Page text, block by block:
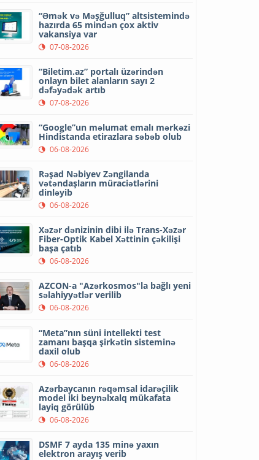
“Əmək və Məşğulluq” altsistemində
hazırda 65 mindən çox aktiv
vakansiya var
07-08-2026
“Biletim.az” portalı üzərindən
onlayn bilet alanların sayı 2
dəfəyədək artıb
07-08-2026
“Google”un məlumat emalı mərkəzi
Hindistanda etirazlara səbəb olub
06-08-2026
Rəşad Nəbiyev Zəngilanda
vətəndaşların müraciətlərini
dinləyib
06-08-2026
Xəzər dənizinin dibi ilə Trans-Xəzər
Fiber-Optik Kabel Xəttinin çəkilişi
başa çatıb
06-08-2026
AZCON-a "Azərkosmos"la bağlı yeni
səlahiyyətlər verilib
06-08-2026
“Meta”nın süni intellekti test
zamanı başqa şirkətin sisteminə
daxil olub
06-08-2026
Azərbaycanın rəqəmsal idarəçilik
model iki beynəlxalq mükafata
layiq görülüb
06-08-2026
DSMF 7 ayda 135 minə yaxın
elektron arayış verib